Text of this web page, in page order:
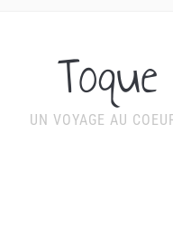
UN VOYAGE AU